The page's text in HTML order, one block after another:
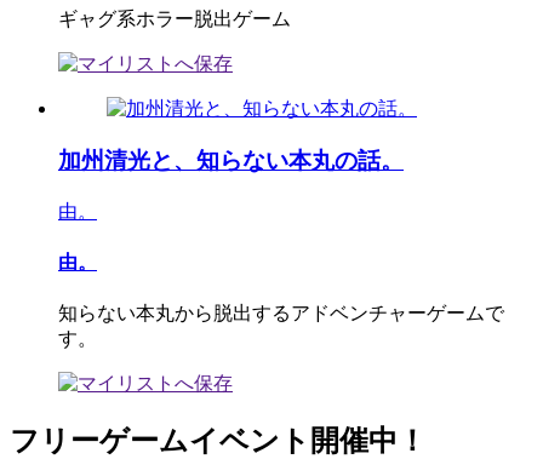
ギャグ系ホラー脱出ゲーム
加州清光と、知らない本丸の話。
由。
由。
知らない本丸から脱出するアドベンチャーゲームで
す。
フリーゲームイベント開催中！